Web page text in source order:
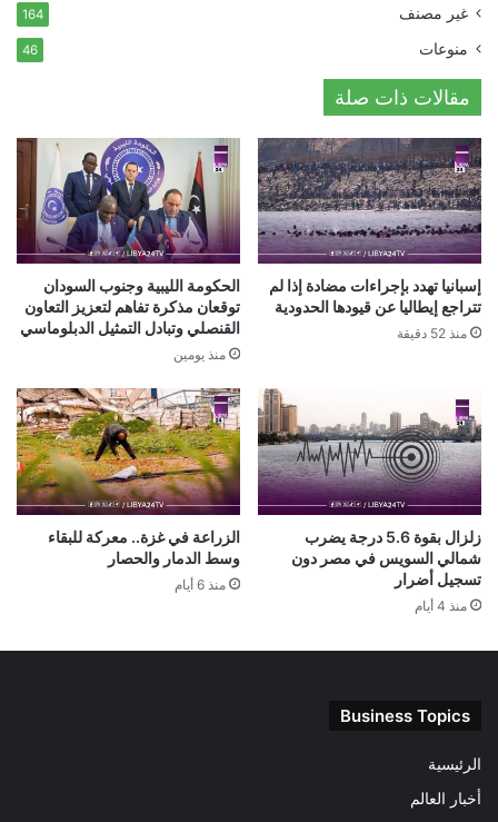
غير مصنف 164
منوعات 46
مقالات ذات صلة
إسبانيا تهدد بإجراءات مضادة إذا لم
تتراجع إيطاليا عن قيودها الحدودية
منذ 52 دقيقة
الحكومة الليبية وجنوب السودان
توقعان مذكرة تفاهم لتعزيز التعاون
القنصلي وتبادل التمثيل الدبلوماسي
منذ يومين
زلزال بقوة 5.6 درجة يضرب
شمالي السويس في مصر دون
تسجيل أضرار
منذ 4 أيام
الزراعة في غزة.. معركة للبقاء
وسط الدمار والحصار
منذ 6 أيام
Business Topics
الرئيسية
أخبار العالم